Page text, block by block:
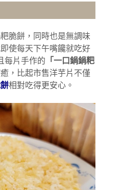
脆餅，同時也是無調味
使每天下午嘴饞就吃好
每片手作的 「一口鍋鍋粑
，比起市售洋芋片不僅
相對吃得更安心。